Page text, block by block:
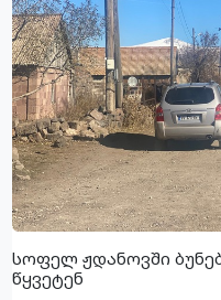
სოფელ ჟდანოვში
წყვეტენ